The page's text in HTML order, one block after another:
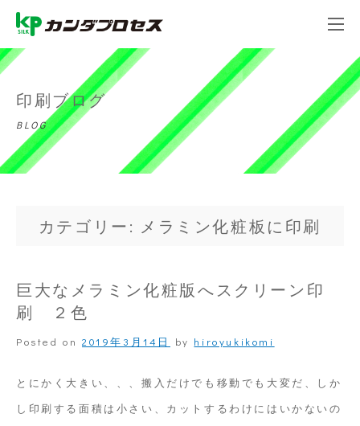
印刷ブログ
BLOG
カテゴリー: メラミン化粧板に印刷
巨大なメラミン化粧版へスクリーン印
刷 ２色
Posted on 2019年3月14日 by hiroyukikomi
とにかく大きい、、、搬入だけでも移動でも大変だ、しか
し印刷する面積は小さい、カットするわけにはいかないの